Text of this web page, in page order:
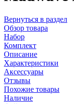
Вернуться в раздел
Обзор товара
Набор
Комплект
Описание
Характеристики
Аксессуары
Отзывы
Похожие товары
Наличие